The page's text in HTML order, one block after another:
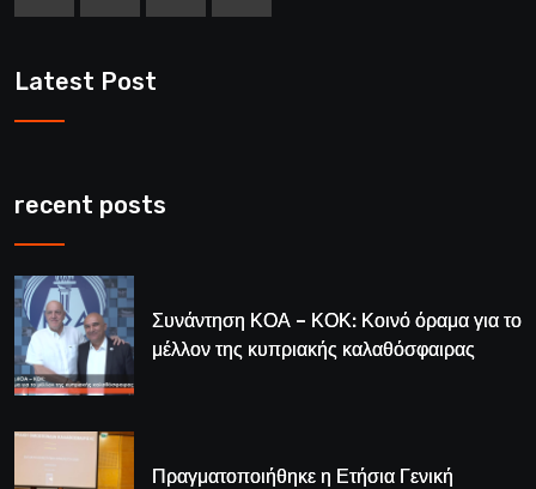
Latest Post
recent posts
Συνάντηση ΚΟΑ – ΚΟΚ: Κοινό όραμα για το
μέλλον της κυπριακής καλαθόσφαιρας
Πραγματοποιήθηκε η Ετήσια Γενική